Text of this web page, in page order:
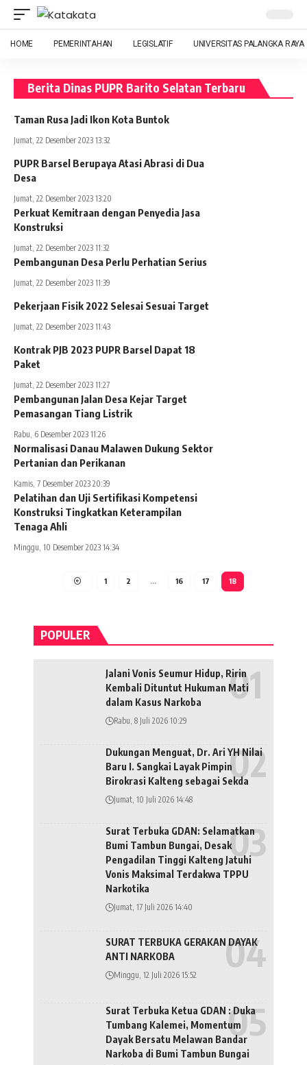
HOME PEMERINTAHAN LEGISLATIF UNIVERSITAS PALANGKA RAYA
Berita Dinas PUPR Barito Selatan Terbaru
Taman Rusa Jadi Ikon Kota Buntok
Jumat, 22 Desember 2023 13:32
PUPR Barsel Berupaya Atasi Abrasi di Dua
Desa
Jumat, 22 Desember 2023 13:20
Perkuat Kemitraan dengan Penyedia Jasa
Konstruksi
Jumat, 22 Desember 2023 11:32
Pembangunan Desa Perlu Perhatian Serius
Jumat, 22 Desember 2023 11:39
Pekerjaan Fisik 2022 Selesai Sesuai Target
Jumat, 22 Desember 2023 11:43
Kontrak PJB 2023 PUPR Barsel Dapat 18
Paket
Jumat, 22 Desember 2023 11:27
Pembangunan Jalan Desa Kejar Target
Pemasangan Tiang Listrik
Rabu, 6 Desember 2023 11:26
Normalisasi Danau Malawen Dukung Sektor
Pertanian dan Perikanan
Kamis, 7 Desember 2023 20:39
Pelatihan dan Uji Sertifikasi Kompetensi
Konstruksi Tingkatkan Keterampilan
Tenaga Ahli
Minggu, 10 Desember 2023 14:34
1 2 … 16 17 18
POPULER
Jalani Vonis Seumur Hidup, Ririn
Kembali Dituntut Hukuman Mati
dalam Kasus Narkoba
Rabu, 8 Juli 2026 10:29
Dukungan Menguat, Dr. Ari YH Nilai
Baru I. Sangkai Layak Pimpin
Birokrasi Kalteng sebagai Sekda
Jumat, 10 Juli 2026 14:48
Surat Terbuka GDAN: Selamatkan
Bumi Tambun Bungai, Desak
Pengadilan Tinggi Kalteng Jatuhi
Vonis Maksimal Terdakwa TPPU
Narkotika
Jumat, 17 Juli 2026 14:40
SURAT TERBUKA GERAKAN DAYAK
ANTI NARKOBA
Minggu, 12 Juli 2026 15:52
Surat Terbuka Ketua GDAN : Duka
Tumbang Kalemei, Momentum
Dayak Bersatu Melawan Bandar
Narkoba di Bumi Tambun Bungai